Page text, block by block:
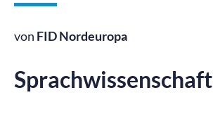
von FID Nordeuropa
Sprachwissenschaft